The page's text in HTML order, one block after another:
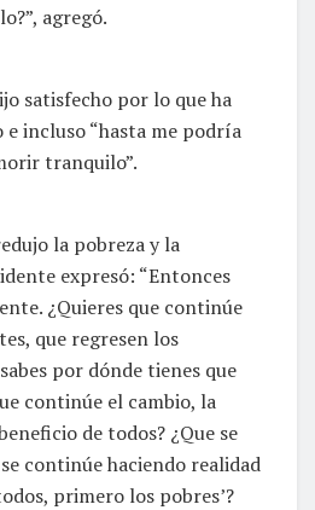
agregó.
satisfecho por lo que ha
incluso “hasta me podría
tranquilo”.
la pobreza y la
expresó: “Entonces
¿Quieres que continúe
que regresen los
por dónde tienes que
continúe el cambio, la
de todos? ¿Que se
continúe haciendo realidad
primero los pobres’?